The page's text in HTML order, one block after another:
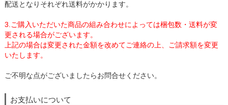
配送となりそれぞれ送料がかかります。
3.ご購入いただいた商品の組み合わせによっては梱包数・送料が変
更される場合がございます。
上記の場合は変更された金額を改めてご連絡の上、ご請求額を変更
いたします。
ご不明な点がございましたらお問合せください。
お支払いについて